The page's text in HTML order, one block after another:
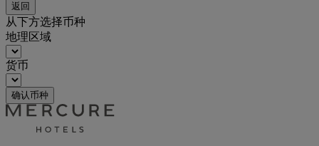
返回
从下方选择币种
地理区域
货币
确认币种